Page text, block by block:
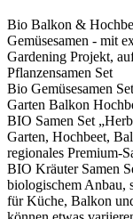
Bio Balkon &
Gemüsesamen - mit
Gardening Projekt,
Pflanzensamen Set
Bio Gemüsesamen
Garten Balkon
BIO Samen Set
Garten, Hochbeet,
regionales Premium-
BIO Kräuter Samen
biologischem Anbau,
für Küche, Balkon